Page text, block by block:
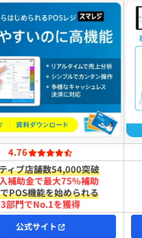
4.76
ィブ店舗数54,000突破
補助金で最大75%補助
POS機能を始められる
3部門でNo.1を獲得
公式サイト